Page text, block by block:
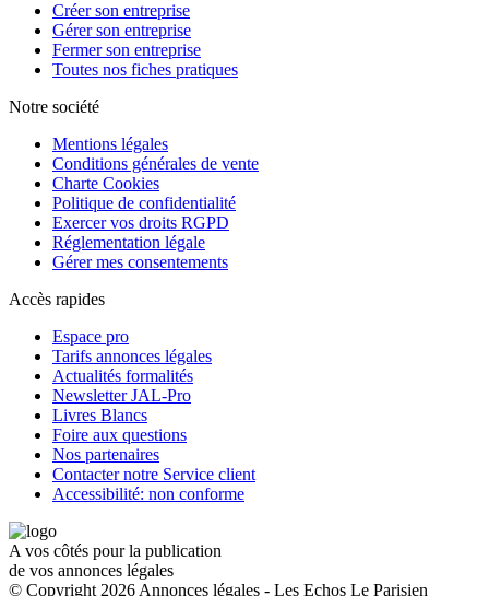
Créer son entreprise
Gérer son entreprise
Fermer son entreprise
Toutes nos fiches pratiques
Notre société
Mentions légales
Conditions générales de vente
Charte Cookies
Politique de confidentialité
Exercer vos droits RGPD
Réglementation légale
Gérer mes consentements
Accès rapides
Espace pro
Tarifs annonces légales
Actualités formalités
Newsletter JAL-Pro
Livres Blancs
Foire aux questions
Nos partenaires
Contacter notre Service client
Accessibilité: non conforme
A vos côtés pour la publication
de vos annonces légales
© Copyright 2026 Annonces légales - Les Echos Le Parisien